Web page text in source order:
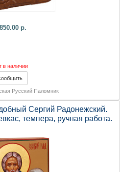
р.
в наличии
Русский Паломник
Сергий Радонежский.
темпера, ручная работа.